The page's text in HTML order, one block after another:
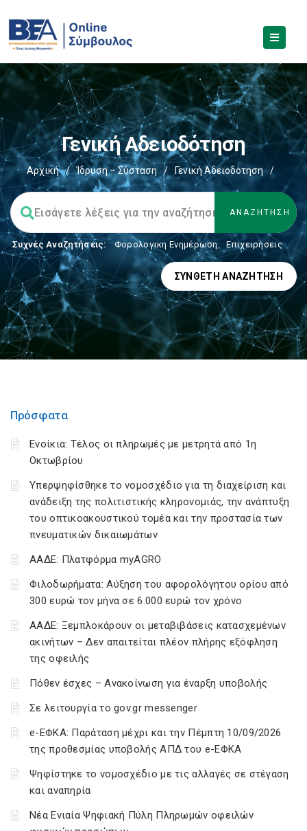
Γενική Αδειοδότηση
Αρχική / Ίδρυση – Σύσταση / Γενική Αδειοδότηση /
Συχνές Αναζητήσεις: Φορολογικη Ενημέρωση, Επιχειρήσεις
ΣΎΝΘΕΤΗ ΑΝΑΖΉΤΗΣΗ
Πρόσφατα
Ενοίκια: Τέλος οι πληρωμές με μετρητά από 1η
Οκτωβρίου
Υπερψηφίσθηκε το νομοσχέδιο για τη διαχείριση και
ανάδειξη της πολιτιστικής κληρονομιάς, την ανάπτυξη
του οπτικοακουστικού τομέα και την προστασία των
πνευματικών δικαιωμάτων
ΑΑΔΕ: Πλατφόρμα myAGRO
Φιλοδωρήματα: Αύξηση του αφορολόγητου ορίου από
300 ευρώ τον μήνα σε 6.000 ευρώ τον χρόνο
ΑΑΔΕ: Ξεμπλοκάρουν οι μεταβιβάσεις κατασχεμένων
ακινήτων – Δεν απαιτείται πλέον πλήρης εξόφληση
της οφειλής
Πόθεν έσχες – Ανακοίνωση για έναρξη υποβολής
Σε λειτουργία το gov.gr messenger
e-ΕΦΚΑ: Παράταση μέχρι και την Πέμπτη 10/09/2026
της προθεσμίας υποβολής ΑΠΔ του e-ΕΦΚΑ
Ψηφίστηκε το νομοσχέδιο με τις αλλαγές σε στέγαση
και αναπηρία
Νέα Ενιαία Ψηφιακή Πύλη Πληρωμών οφειλών